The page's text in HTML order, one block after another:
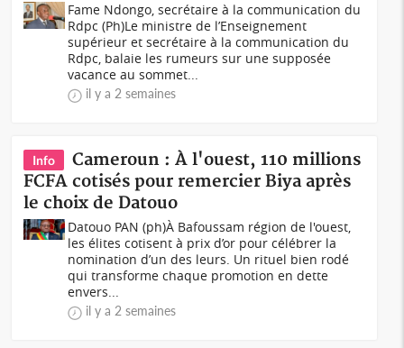
Fame Ndongo, secrétaire à la communication du
Rdpc (Ph)Le ministre de l’Enseignement
supérieur et secrétaire à la communication du
Rdpc, balaie les rumeurs sur une supposée
vacance au sommet...
il y a 2 semaines
Info
Cameroun : À l'ouest, 110 millions
FCFA cotisés pour remercier Biya après
le choix de Datouo
Datouo PAN (ph)À Bafoussam région de l'ouest,
les élites cotisent à prix d’or pour célébrer la
nomination d’un des leurs. Un rituel bien rodé
qui transforme chaque promotion en dette
envers...
il y a 2 semaines